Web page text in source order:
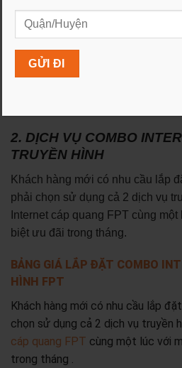
- Đóng trước 6 tháng:Miễn phí
tháng cước thứ 7.
- Đóng trước 12 tháng:Miễn phí
tháng cước thứ 13 và 14.
Gói cước Meta
2. DỊCH VỤ COMBO
TRUYỀN HÌNH
Khách hàng mới có nhu cầu lắp
phải chọn sử dụng cả 2 dịch vụ
Internet cáp quang FPT cùng
biệt ưu đãi trong tháng.
BẢNG GIÁ LẮP ĐẶT COMBO
HÌNH FPT
Khách hàng mới có nhu cầu lắp
chọn sử dụng cả 2 dịch vụ truyền
cáp quang FPT cùng một lúc với
trong tháng .